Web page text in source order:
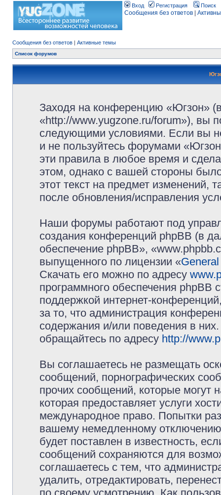
Вход Регистрация Поиск
Сообщения без ответов
Сообщения без ответов | Активные темы
Список форумов
Заходя на конференцию «Югзон»
«http://www.yugzone.ru/forum»), вы
следующими условиями. Если вы
и не пользуйтесь форумами
эти правила в любое время и
этом, однако с вашей стороны
этот текст на предмет изменений,
после обновления/исправления
Наши форумы работают под
создания конференций phpBB (в
обеспечение phpBB»,
выпущенного по лицензии «
Скачать его можно по адресу
программного обеспечения phpBB
поддержкой интернет-
за то, что администрация
содержания и/или поведения в
обращайтесь по адресу http://
Вы соглашаетесь не размещать
сообщений, порнографических
прочих сообщений, которые могут
которая предоставляет услуги
международное право. Попытки
вашему немедленному
будет поставлен в известность,
сообщений сохраняются для
соглашаетесь с тем, что
удалить, отредактировать,